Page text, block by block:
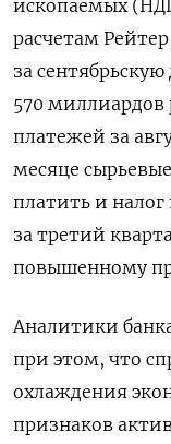
ископаемых
расчетам
за
570 миллиардов
платежей за
месяце
платить и
за третий
повышенному
Аналитики
при этом, что
охлаждения
признаков